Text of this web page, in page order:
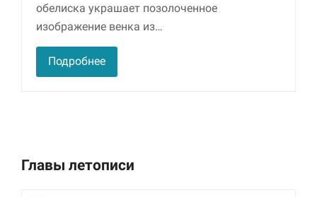
обелиска украшает позолоченное
изображение венка из…
Подробнее
Главы летописи